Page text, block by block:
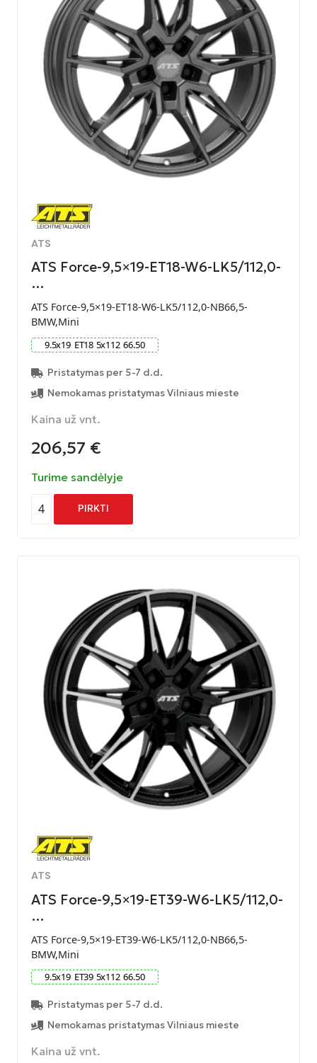
ATS
ATS Force-9,5×19-ET18-W6-LK5/112,0-
…
ATS Force-9,5×19-ET18-W6-LK5/112,0-NB66,5-
BMW,Mini
9.5x19 ET18 5x112 66.50
Pristatymas per 5-7 d.d.
Nemokamas pristatymas Vilniaus mieste
Kaina už vnt.
206,57 €
Turime sandėlyje
4 PIRKTI
ATS
ATS Force-9,5×19-ET39-W6-LK5/112,0-
…
ATS Force-9,5×19-ET39-W6-LK5/112,0-NB66,5-
BMW,Mini
9.5x19 ET39 5x112 66.50
Pristatymas per 5-7 d.d.
Nemokamas pristatymas Vilniaus mieste
Kaina už vnt.